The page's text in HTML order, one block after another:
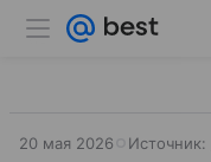
20 мая 2026 Источник: